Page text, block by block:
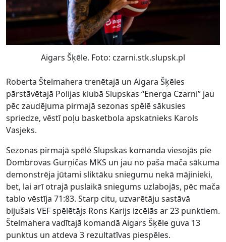
Aigars Šķēle. Foto: czarni.stk.slupsk.pl
Roberta Štelmahera trenētajā un Aigara Šķēles
pārstāvētajā Polijas klubā Slupskas “Energa Czarni” jau
pēc zaudējuma pirmajā sezonas spēlē sākusies
spriedze, vēstī poļu basketbola apskatnieks Karols
Vasjeks.
Sezonas pirmajā spēlē Slupskas komanda viesojās pie
Dombrovas Gurņičas MKS un jau no paša mača sākuma
demonstrēja jūtami sliktāku sniegumu nekā mājinieki,
bet, lai arī otrajā puslaikā sniegums uzlabojās, pēc mača
tablo vēstīja 71:83. Starp citu, uzvarētāju sastāvā
bijušais VEF spēlētājs Rons Karijs izcēlās ar 23 punktiem.
Štelmahera vadītajā komandā Aigars Šķēle guva 13
punktus un atdeva 3 rezultatīvas piespēles.